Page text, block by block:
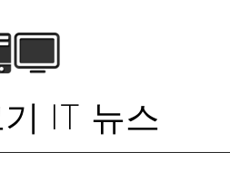
IT 뉴스